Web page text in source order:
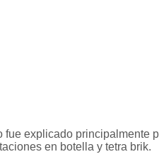
explicado principalmente
en botella y tetra brik.